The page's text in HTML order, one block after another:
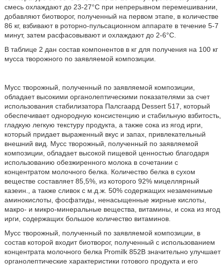
смесь охлаждают до 23-27°С при непрерывном перемешивании,
добавляют биотворог, полученный на первом этапе, в количестве
86 кг, взбивают в роторно-пульсационном аппарате в течение 5-7
минут, затем расфасовывают и охлаждают до 2-6°С.
В таблице 2 дан состав компонентов в кг для получения на 100 кг
мусса творожного по заявляемой композиции.
Мусс творожный, полученный по заявляемой композиции,
обладает высокими органолептическими показателями за счет
использования стабилизатора Палсгаард Dessert 517, который
обеспечивает однородную консистенцию и стабильную взбитость,
гладкую легкую текстуру продукта, а также сока из ягод ирги,
который придает выраженный вкус и запах, привлекательный
внешний вид. Мусс творожный, полученный по заявляемой
композиции, обладает высокой пищевой ценностью благодаря
использованию обезжиренного молока в сочетании с
концентратом молочного белка. Количество белка в сухом
веществе составляет 85,5%, из которого 92% мицеллярный
казеин., а также сливок с м.д.ж. 50% содержащих незаменимые
аминокислоты, фосфатиды, ненасыщенные жирные кислоты,
макро- и микро-минеральные вещества, витамины, и сока из ягод
ирги, содержащих большое количество витаминов.
Мусс творожный, полученный по заявляемой композиции, в
состав которой входит биотворог, полученный с использованием
концентрата молочного белка Promilk 852В значительно улучшает
органолептические характеристики готового продукта и его